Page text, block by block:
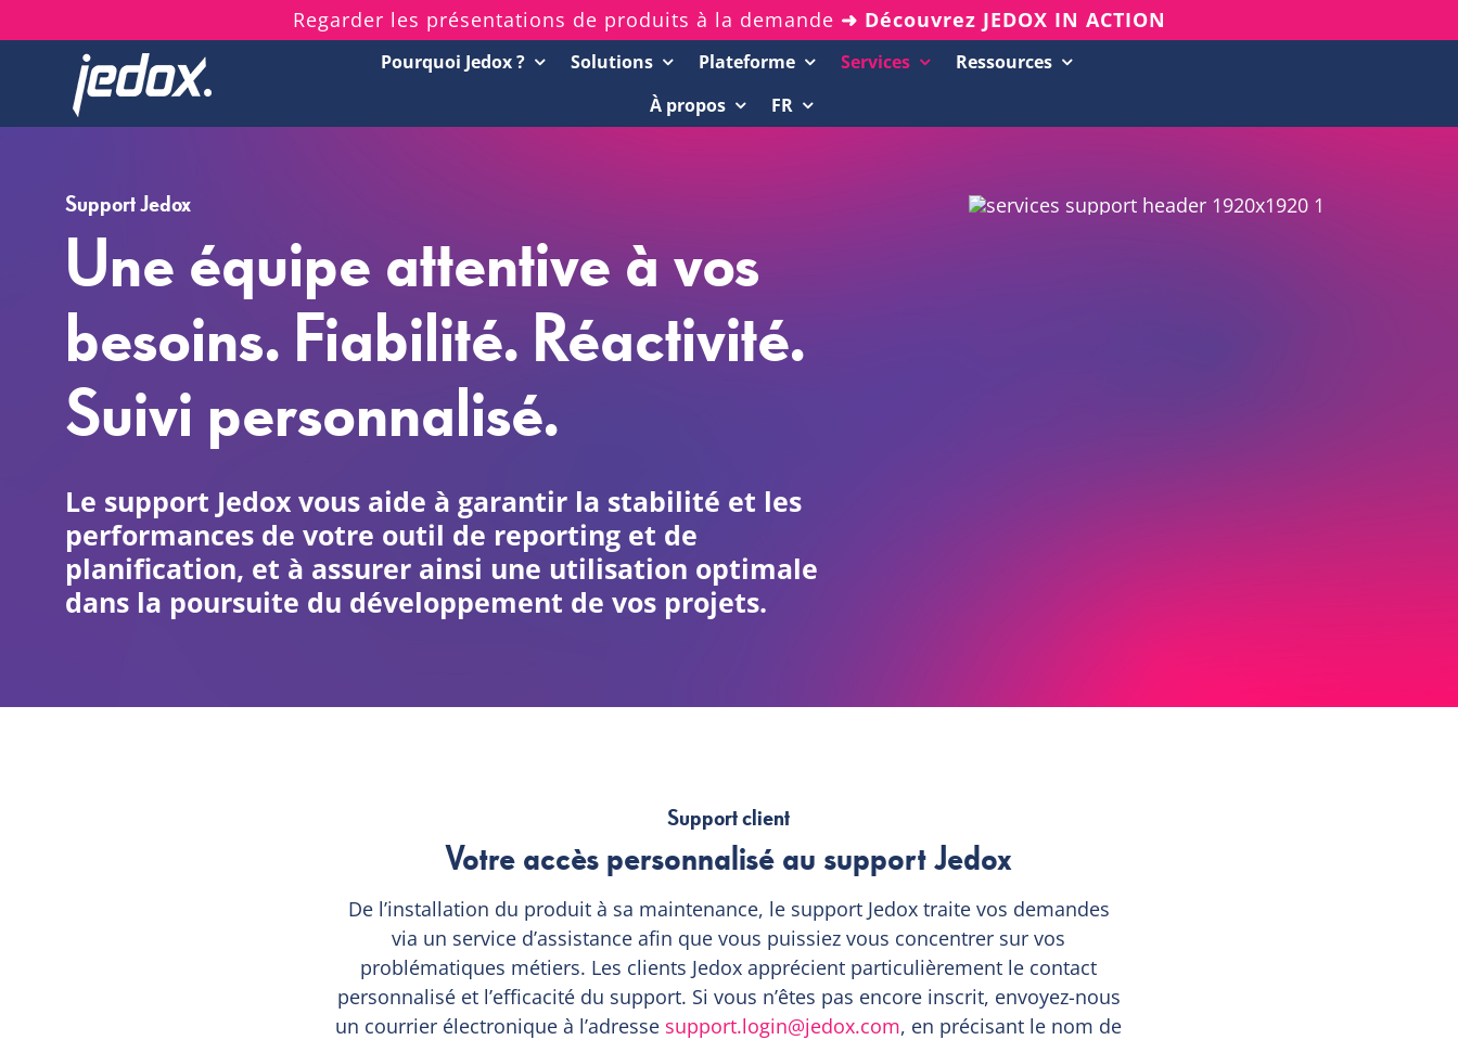
to
Regarder les présentations de produits à la demande ➜ Découvrez JEDOX IN ACTION
Pourquoi Jedox ? Solutions Plateforme Services
Ressources
À propos
FR
Support Jedox
Une équipe attentive à vos
besoins. Fiabilité. Réactivité.
Suivi personnalisé.
Le support Jedox vous aide à garantir la stabilité et les
performances de votre outil de reporting et de
planification, et à assurer ainsi une utilisation optimale
dans la poursuite du développement de vos projets.
Support client
Votre accès personnalisé au support Jedox
De l’installation du produit à sa maintenance, le support Jedox traite vos demandes
via un service d’assistance afin que vous puissiez vous concentrer sur vos
problématiques métiers. Les clients Jedox apprécient particulièrement le contact
personnalisé et l’efficacité du support. Si vous n’êtes pas encore inscrit, envoyez-nous
un courrier électronique à l’adresse support.login@jedox.com, en précisant le nom de